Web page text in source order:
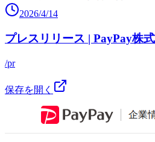
2026/4/14
プレスリリース | PayPay株
/pr
保存を開く